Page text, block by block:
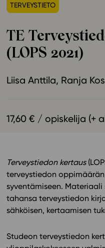
Lukio
Ominaisuudet
Tapahtumakalenteri
Yhteisö
Ohjevideot
Tietoa meistä
Eettiset periaatteet
Tilaa uutiskirje
Ota yhteyttä
TERVEYSTIETO
TE
(LOPS 2021)
Liisa Anttila Ranja
17,60 € / opiskelija (+
Terveystiedon kertaus
terveystiedon
syventämiseen.
tahansa terveystiedon
sähköisen, kertaamisen
Studeon terveystiedon